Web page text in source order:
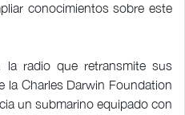
conocimientos sobre este
la radio que retransmite sus
la Charles Darwin Foundation
un submarino equipado con